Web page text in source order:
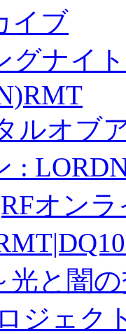
イブ
グナイ
ルオブ
:
オン
光と闇
ジェク